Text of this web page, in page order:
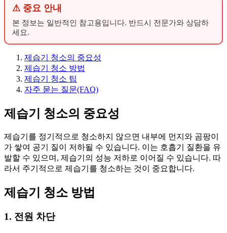
⚠ 중요 안내
본 정보는 일반적인 참고용입니다. 반드시 전문가와 상담하
세요.
제습기 청소의 중요성
제습기 청소 방법
제습기 청소 팁
자주 묻는 질문(FAQ)
제습기 청소의 중요성
제습기를 정기적으로 청소하지 않으면 내부에 먼지와 곰팡이
가 쌓여 공기 질이 저하될 수 있습니다. 이는 호흡기 질환을 유
발할 수 있으며, 제습기의 성능 저하로 이어질 수 있습니다. 따
라서 주기적으로 제습기를 청소하는 것이 중요합니다.
제습기 청소 방법
1. 전원 차단